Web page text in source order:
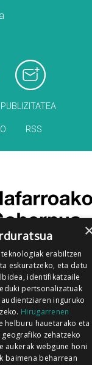
PUBLIZITATEA
RSS
erabiltzen
eskuratzeko, eta datu
identifikatzaile
pertsonalizatuak
inguruko
Hirugarrenen
helburu hauetarako eta
zehatzeko
aukerak webgune honi
baimena beharrean